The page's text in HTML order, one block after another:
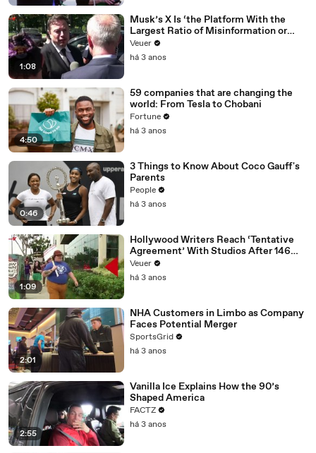
1:08
Musk’s X Is ‘the Platform With the
Largest Ratio of Misinformation or
Disinformation’ Amongst All Social
Media Platforms
Veuer
há 3 anos
4:50
59 companies that are changing the
world: From Tesla to Chobani
Fortune
há 3 anos
0:46
3 Things to Know About Coco Gauff's
Parents
People
há 3 anos
1:09
Hollywood Writers Reach ‘Tentative
Agreement’ With Studios After 146
Day Strike
Veuer
há 3 anos
2:01
NHA Customers in Limbo as Company
Faces Potential Merger
SportsGrid
há 3 anos
2:55
Vanilla Ice Explains How the 90’s
Shaped America
FACTZ
há 3 anos